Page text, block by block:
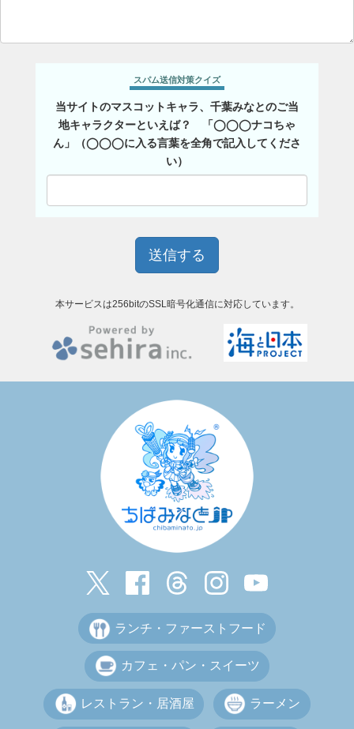
スパム送信対策クイズ
当サイトのマスコットキャラ、千葉みなとのご当
地キャラクターといえば？ 「◯◯◯ナコちゃ
ん」（◯◯◯に入る言葉を全角で記入してくださ
い）
本サービスは256bitのSSL暗号化通信に対応しています。
ランチ・ファーストフード
カフェ・パン・スイーツ
レストラン・居酒屋 ラーメン